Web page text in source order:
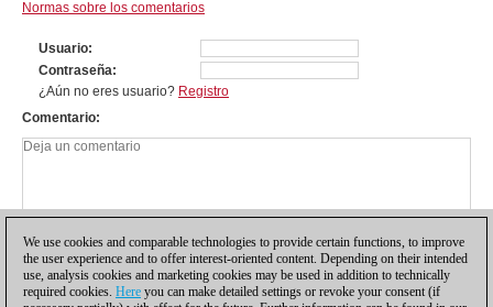
Normas sobre los comentarios
Usuario
Contraseña
¿Aún no eres usuario? Registro
Comentario
We use cookies and comparable technologies to provide certain functions, to improve
the user experience and to offer interest-oriented content. Depending on their intended
use, analysis cookies and marketing cookies may be used in addition to technically
required cookies. Here you can make detailed settings or revoke your consent (if